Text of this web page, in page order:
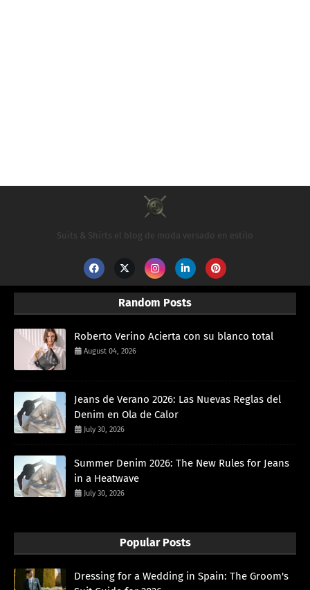
Suits & Shirts el blog de moda versado en estilo
Random Posts
Roberto Verino Acierta con su blanco total
August 04, 2026
Jeans de Verano 2026: Las Nuevas Reglas del
Denim en Ola de Calor
July 30, 2026
Summer Denim 2026: The New Rules for Jeans
in a Heatwave
July 30, 2026
Popular Posts
Dressing for a Wedding in Spain: The Groom's